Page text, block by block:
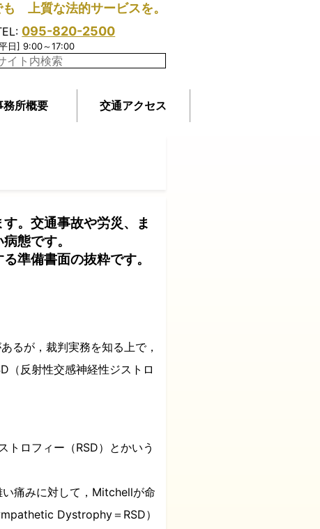
上質な法的サービスを。
095-820-2500
日] 9:00～17:00
務所概要 交通アクセス
。交通事故や労災、ま
態です。
準備書面の抜粋です。
るが，裁判実務を知る上で，
（反射性交感神経性ジストロ
トロフィー（RSD）とかいう
痛みに対して，Mitchellが命
Dystrophy＝RSD）